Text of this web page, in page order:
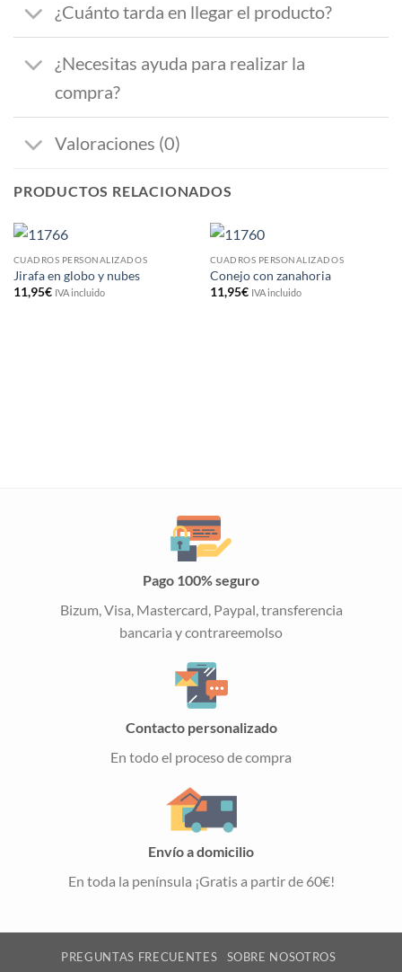
¿Cuánto tarda en llegar el producto?
¿Necesitas ayuda para realizar la
compra?
Valoraciones (0)
PRODUCTOS RELACIONADOS
CUADROS PERSONALIZADOS
Jirafa en globo y nubes
11,95€ IVA incluido
CUADROS PERSONALIZADOS
Conejo con zanahoria
11,95€ IVA incluido
Pago 100% seguro
Bizum, Visa, Mastercard, Paypal, transferencia
bancaria y contrareemolso
Contacto personalizado
En todo el proceso de compra
Envío a domicilio
En toda la península ¡Gratis a partir de 60€!
PREGUNTAS FRECUENTES
SOBRE NOSOTROS